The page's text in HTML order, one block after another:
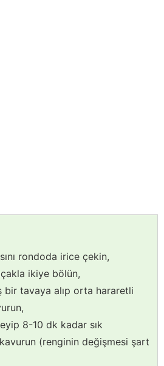
rondoda irice çekin,
ikiye bölün,
bir tavaya alıp orta hararetli
8-10 dk kadar sık
kavurun (renginin değişmesi şart